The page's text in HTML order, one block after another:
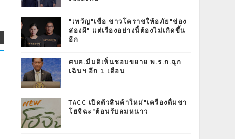
"เทวัญ"เชื่อ ชาวโคราชให้อภัย"ช่อง
ส่องผี" แต่เรื่องอย่างนี้ต้องไม่เกิดขึ้น
อีก
ศบค.มีมติเห็นชอบขยาย พ.ร.ก.ฉุก
เฉินฯ อีก 1 เดือน
TACC เปิดตัวสินค้าใหม่"เครื่องดื่มชา
โฮจิฉะ"ต้อนรับลมหนาว